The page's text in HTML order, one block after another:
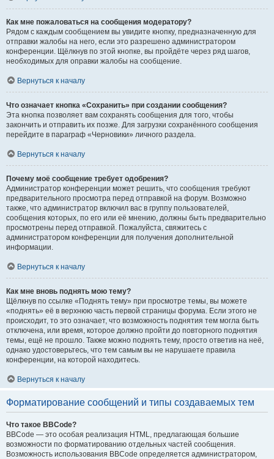
Как мне пожаловаться на сообщения модератору?
Рядом с каждым сообщением вы увидите кнопку, предназначенную для
отправки жалобы на него, если это разрешено администратором
конференции. Щёлкнув по этой кнопке, вы пройдёте через ряд шагов,
необходимых для оправки жалобы на сообщение.
Вернуться к началу
Что означает кнопка «Сохранить» при создании сообщения?
Эта кнопка позволяет вам сохранять сообщения для того, чтобы
закончить и отправить их позже. Для загрузки сохранённого сообщения
перейдите в параграф «Черновики» личного раздела.
Вернуться к началу
Почему моё сообщение требует одобрения?
Администратор конференции может решить, что сообщения требуют
предварительного просмотра перед отправкой на форум. Возможно
также, что администратор включил вас в группу пользователей,
сообщения которых, по его или её мнению, должны быть предварительно
просмотрены перед отправкой. Пожалуйста, свяжитесь с
администратором конференции для получения дополнительной
информации.
Вернуться к началу
Как мне вновь поднять мою тему?
Щёлкнув по ссылке «Поднять тему» при просмотре темы, вы можете
«поднять» её в верхнюю часть первой страницы форума. Если этого не
происходит, то это означает, что возможность поднятия тем могла быть
отключена, или время, которое должно пройти до повторного поднятия
темы, ещё не прошло. Также можно поднять тему, просто ответив на неё,
однако удостоверьтесь, что тем самым вы не нарушаете правила
конференции, на которой находитесь.
Вернуться к началу
Форматирование сообщений и типы создаваемых тем
Что такое BBCode?
BBCode — это особая реализация HTML, предлагающая большие
возможности по форматированию отдельных частей сообщения.
Возможность использования BBCode определяется администратором,